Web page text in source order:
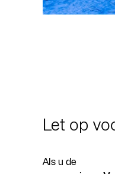
Let op
Als u de